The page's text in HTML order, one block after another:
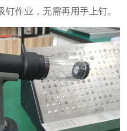
作业，无需再用手上钉。